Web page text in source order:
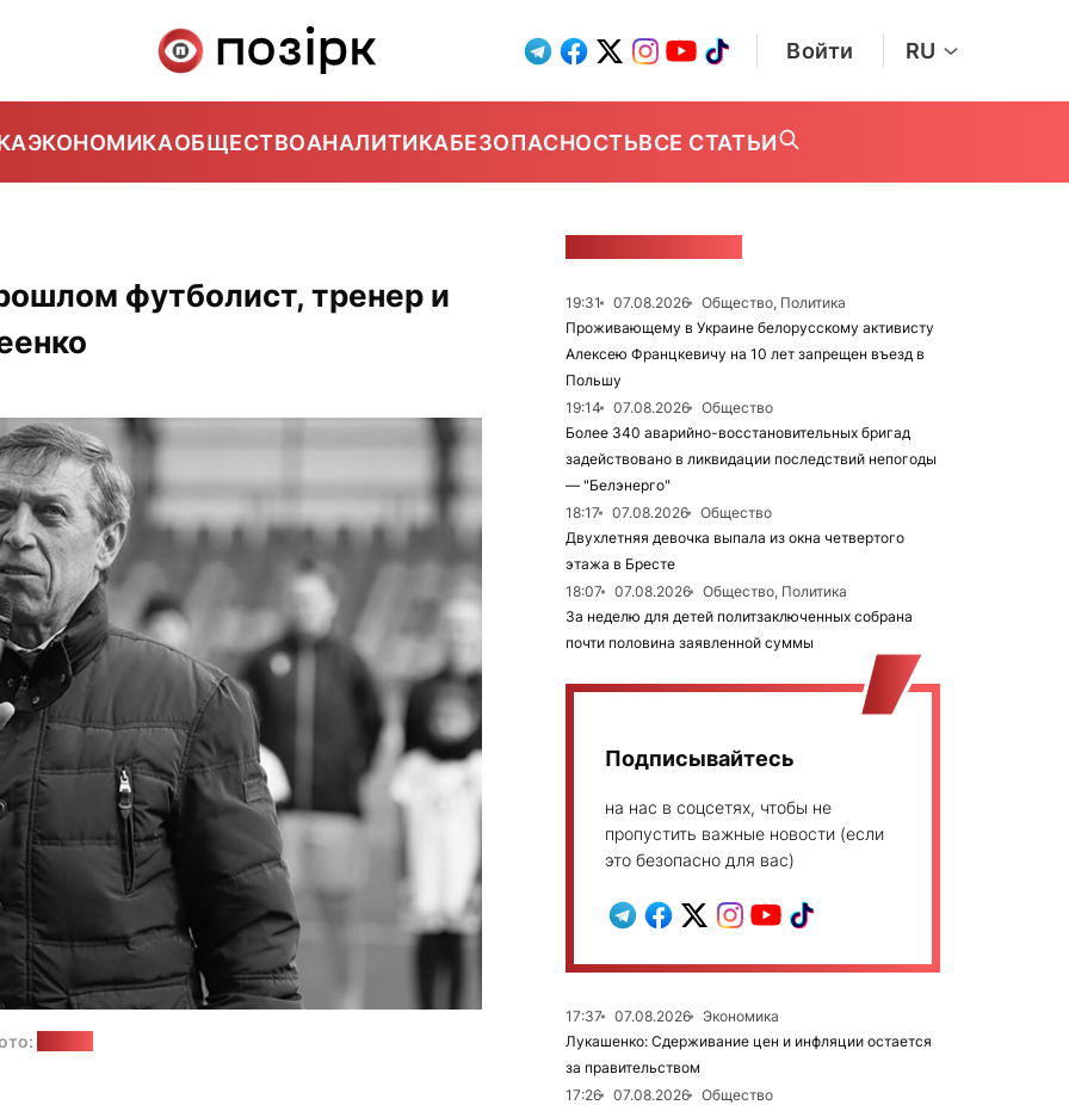
Войти RU
ЭКОНОМИКАОБЩЕСТВОАНАЛИТИКАБЕЗОПАСНОСТЬВСЕ СТАТЬИ
футболист, тренер и
19:31 07.08.2026
Общество, Политика
Проживающему в Украине белорусскому активисту
Алексею Францкевичу на 10 лет запрещен въезд в
Польшу
19:14
07.08.2026
Общество
Более 340 аварийно-восстановительных бригад
задействовано в ликвидации последствий непогоды
— "Белэнерго"
18:17
07.08.2026
Общество
Двухлетняя девочка выпала из окна четвертого
этажа в Бресте
18:07
07.08.2026
Общество, Политика
За неделю для детей политзаключенных собрана
почти половина заявленной суммы
Подписывайтесь
на нас в соцсетях, чтобы не
пропустить важные новости (если
это безопасно для вас)
17:37 07.08.2026
Экономика
Лукашенко: Сдерживание цен и инфляции остается
за правительством
17:26
07.08.2026
Общество